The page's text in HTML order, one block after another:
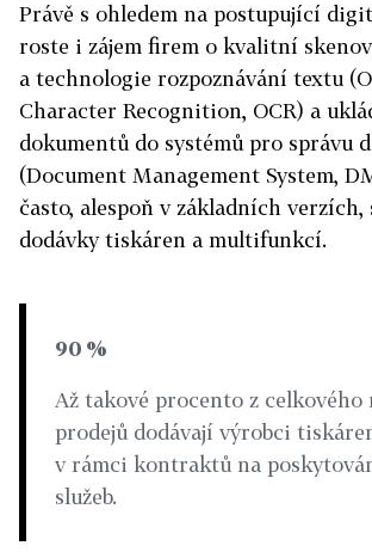
Právě s ohledem na postupující
roste i zájem firem o kvalitní
a technologie rozpoznávání textu
Character Recognition, OCR) a
dokumentů do systémů pro správu
(Document Management System,
často, alespoň v základních verzích,
dodávky tiskáren a multifunkcí.
90 %
Až takové procento z celkového
prodejů dodávají výrobci
v rámci kontraktů na
služeb.